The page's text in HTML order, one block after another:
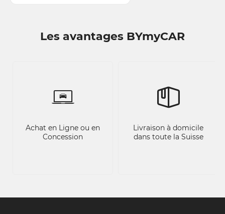
Les avantages BYmyCAR
Achat en Ligne ou en
Concession
Livraison à domicile
dans toute la Suisse